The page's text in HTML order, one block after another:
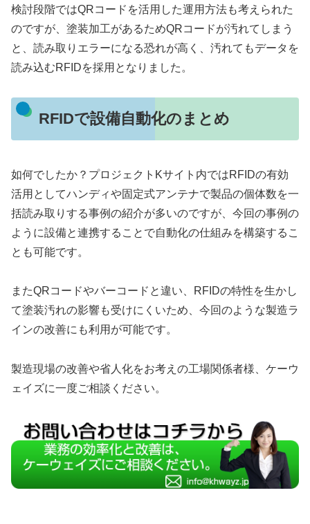
検討段階ではQRコードを活用した運用方法も考えられた
のですが、塗装加工があるためQRコードが汚れてしまう
と、 読み取りエラーになる恐れが高く、汚れてもデータを
読み込むRFIDを採用となりました。
RFIDで設備自動化のまとめ
如何でしたか？プロジェクトKサイト内ではRFIDの有効
活用としてハンディや固定式アンテナで製品の個体数を一
括読み取りする事例の紹介が多いのですが、今回の事例の
ように設備と連携することで自動化の仕組みを構築するこ
とも可能です。
またQRコードやバーコードと違い、RFIDの特性を生かし
て塗装汚れの影響も受けにくいため、今回のような製造ラ
インの改善にも利用が可能です。
製造現場の改善や省人化をお考えの工場関係者様、ケーウ
ェイズに一度ご相談ください。